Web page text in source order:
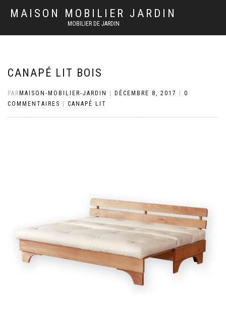
MAISON MOBILIER JARDIN
MOBILIER DE JARDIN
CANAPÉ LIT BOIS
PAR MAISON-MOBILIER-JARDIN DÉCEMBRE 8, 2017
0
COMMENTAIRES
CANAPÉ LIT